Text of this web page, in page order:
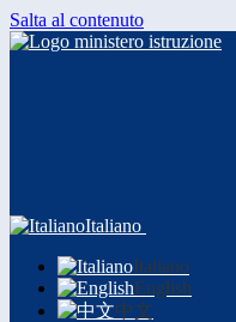
Salta al contenuto
Italiano
Italiano
English
中文